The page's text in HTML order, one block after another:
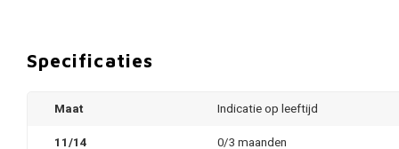
Specificaties
Maat
Indicatie op leeftijd
11/14
0/3 maanden